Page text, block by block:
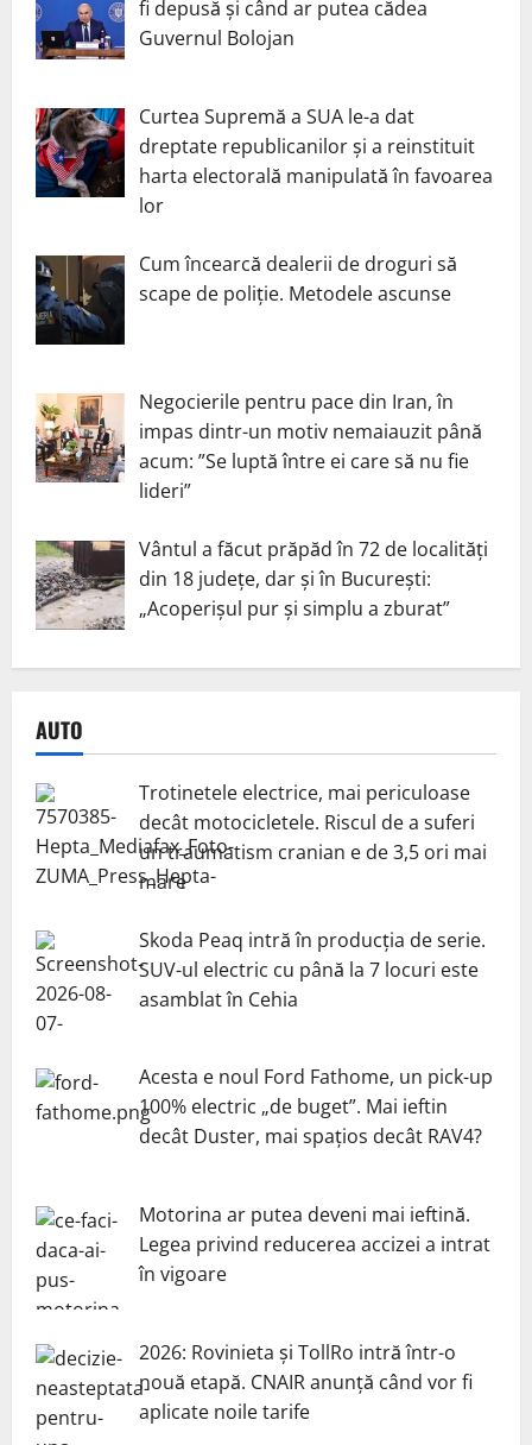
fi depusă și când ar putea cădea
Guvernul Bolojan
Curtea Supremă a SUA le-a dat
dreptate republicanilor și a reinstituit
harta electorală manipulată în favoarea
lor
Cum încearcă dealerii de droguri să
scape de poliție. Metodele ascunse
Negocierile pentru pace din Iran, în
impas dintr-un motiv nemaiauzit până
acum: ”Se luptă între ei care să nu fie
lideri”
Vântul a făcut prăpăd în 72 de localități
din 18 județe, dar și în București:
„Acoperișul pur și simplu a zburat”
AUTO
Trotinetele electrice, mai periculoase
decât motocicletele. Riscul de a suferi
un traumatism cranian e de 3,5 ori mai
mare
Skoda Peaq intră în producția de serie.
SUV-ul electric cu până la 7 locuri este
asamblat în Cehia
Acesta e noul Ford Fathome, un pick-up
100% electric „de buget”. Mai ieftin
decât Duster, mai spațios decât RAV4?
Motorina ar putea deveni mai ieftină.
Legea privind reducerea accizei a intrat
în vigoare
2026: Rovinieta și TollRo intră într-o
nouă etapă. CNAIR anunță când vor fi
aplicate noile tarife